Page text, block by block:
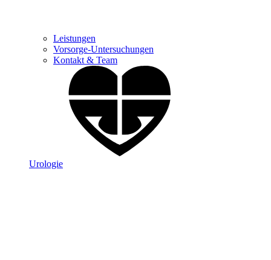
Leistungen
Vorsorge-Untersuchungen
Kontakt & Team
Urologie